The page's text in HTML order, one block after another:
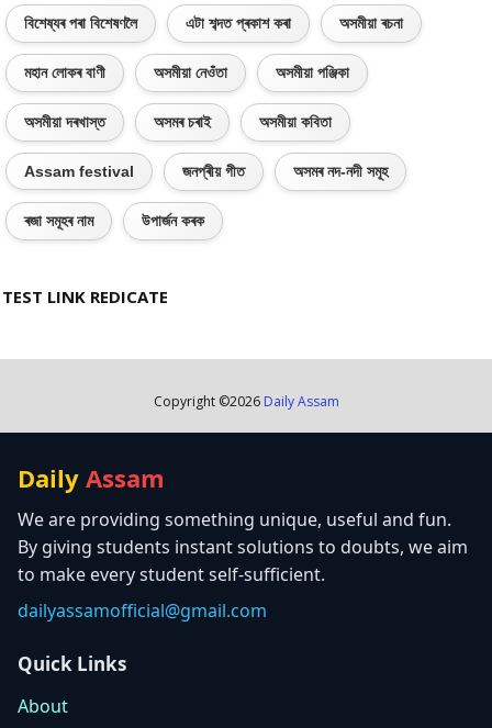
বিশেষ্যৰ পৰা বিশেষণলৈ এটা শব্দত প্ৰকাশ কৰা অসমীয়া ৰচনা
মহান লোকৰ বাণী অসমীয়া নেওঁতা অসমীয়া পঞ্জিকা
অসমীয়া দৰখাস্ত অসমৰ চৰাই অসমীয়া কবিতা
Assam festival জনপ্ৰীয় গীত অসমৰ নদ-নদী সমূহ
ৰজা সমূহৰ নাম উপাৰ্জন কৰক
TEST LINK REDICATE
Copyright ©2026 Daily Assam
Daily Assam
We are providing something unique, useful and fun.
By giving students instant solutions to doubts, we aim
to make every student self-sufficient.
dailyassamofficial@gmail.com
Quick Links
About